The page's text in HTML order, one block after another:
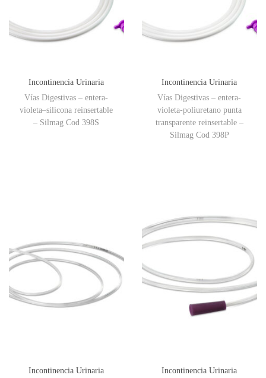
Incontinencia Urinaria
Vías Digestivas – entera-
violeta–silicona reinsertable
– Silmag Cod 398S
Incontinencia Urinaria
Vías Digestivas – entera-
violeta-poliuretano punta
transparente reinsertable –
Silmag Cod 398P
Incontinencia Urinaria
Incontinencia Urinaria